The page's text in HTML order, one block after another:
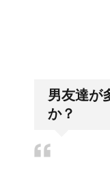
男友達が
か？